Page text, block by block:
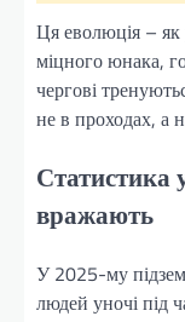
Ця еволюція – як
міцного юнака,
чергові
не в проходах, а
Статистика
вражають
У 2025-му
людей уночі під